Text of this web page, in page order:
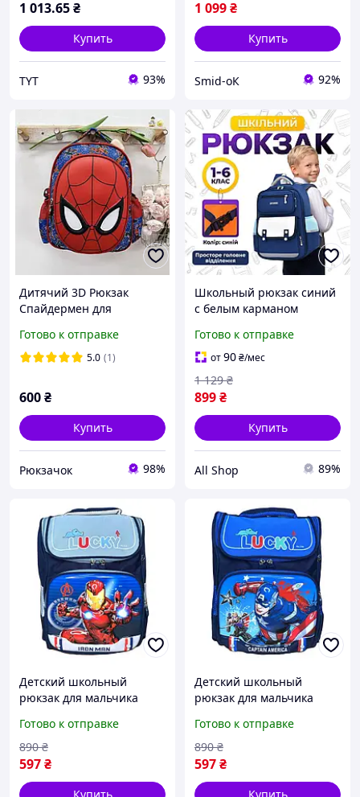
1 013.65₴
Купить
TYT 93%
1 099₴
Купить
Smid-оК 92%
Дитячий 3D Рюкзак
Спайдермен для
кольору.
Готово к отправке
5.0 (1)
600₴
Купить
Рюкзачок 98%
Школьный рюкзак синий
с белым карманом
школы мальчиков
девочек учеников
младших средних классов
школу детский
Готово к отправке
от90₴/мес
899₴
1 129 ₴
Купить
All Shop 89%
Детский школьный
рюкзак для мальчика
39х27х16 см портфель 1-5
класс Темно-синий
(60970)
Готово к отправке
597₴
890 ₴
Детский школьный
рюкзак для мальчика
39х27х16 см портфель 1-5
класс Темно-синий
(60971)
Готово к отправке
597₴
890 ₴